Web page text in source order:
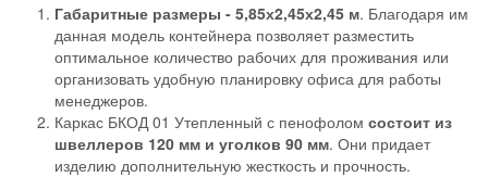
Габаритные размеры - 5,85х2,45х2,45 м. Благодаря им
данная модель контейнера позволяет разместить
оптимальное количество рабочих для проживания или
организовать удобную планировку офиса для работы
менеджеров.
Каркас БКОД 01 Утепленный с пенофолом состоит из
швеллеров 120 мм и уголков 90 мм. Они придает
изделию дополнительную жесткость и прочность.